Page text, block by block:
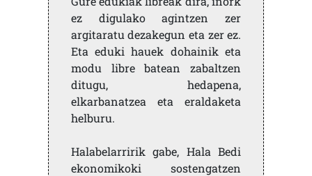
ez digulako agintzen zer
argitaratu dezakegun eta zer ez.
Eta eduki hauek dohainik eta
modu libre batean zabaltzen
ditugu, hedapena,
elkarbanatzea eta eraldaketa
helburu.
Halabelarririk gabe, Hala Bedi
ekonomikoki sostengatzen